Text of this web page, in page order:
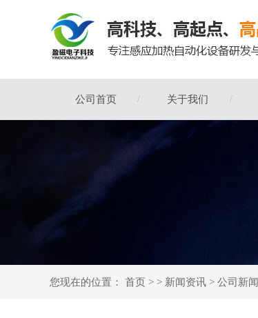
公司首页 关于我们
您现在的位置： 首页 > > 新闻资讯 > 公司新闻